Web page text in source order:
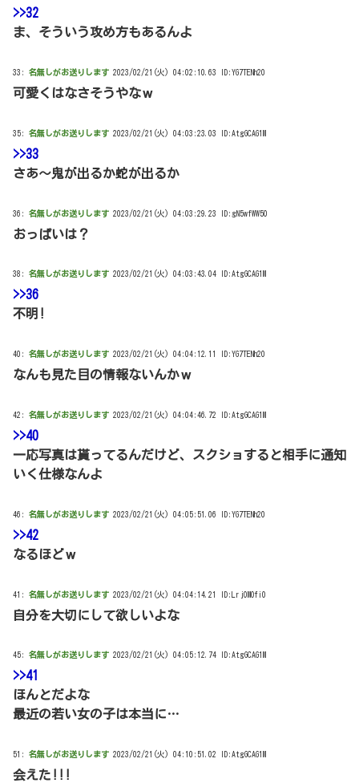
>>32
ま、そういう攻め方もあるんよ
33: 名無しがお送りします 2023/02/21(火) 04:02:10.63 ID:YG7TENh20
可愛くはなさそうやなｗ
35: 名無しがお送りします 2023/02/21(火) 04:03:23.03 ID:AtgGCAG1M
>>33
さあ～鬼が出るか蛇が出るか
36: 名無しがお送りします 2023/02/21(火) 04:03:29.23 ID:gN5wfWW50
おっぱいは？
38: 名無しがお送りします 2023/02/21(火) 04:03:43.04 ID:AtgGCAG1M
>>36
不明!
40: 名無しがお送りします 2023/02/21(火) 04:04:12.11 ID:YG7TENh20
なんも見た目の情報ないんかｗ
42: 名無しがお送りします 2023/02/21(火) 04:04:46.72 ID:AtgGCAG1M
>>40
一応写真は貰ってるんだけど、スクショすると相手に通知
いく仕様なんよ
46: 名無しがお送りします 2023/02/21(火) 04:05:51.06 ID:YG7TENh20
>>42
なるほどｗ
41: 名無しがお送りします 2023/02/21(火) 04:04:14.21 ID:Lrj0MOfi0
自分を大切にして欲しいよな
45: 名無しがお送りします 2023/02/21(火) 04:05:12.74 ID:AtgGCAG1M
>>41
ほんとだよな
最近の若い女の子は本当に…
51: 名無しがお送りします 2023/02/21(火) 04:10:51.02 ID:AtgGCAG1M
会えた!!!